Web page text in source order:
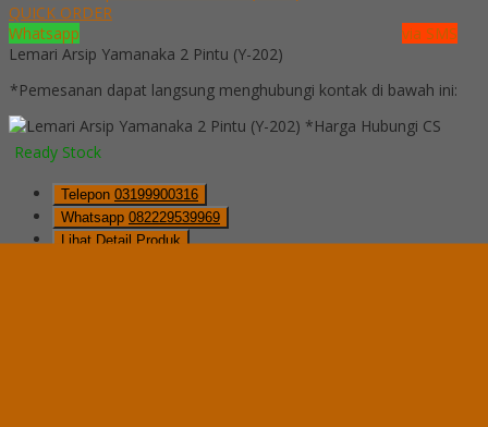
QUICK ORDER
Whatsapp
via SMS
Lemari Arsip Yamanaka 2 Pintu (Y-202)
*Pemesanan dapat langsung menghubungi kontak di bawah ini:
*Harga Hubungi CS
Ready Stock
Telepon 03199900316
Whatsapp 082229539969
Lihat Detail Produk